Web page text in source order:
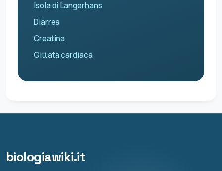
Isola di Langerhans
Diarrea
Creatina
Gittata cardiaca
biologiawiki.it